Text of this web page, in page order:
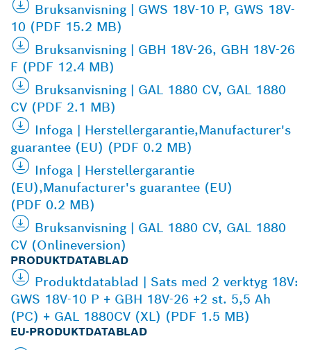
Bruksanvisning | GWS 18V-10 P, GWS 18V-
10 (PDF 15.2 MB)
Bruksanvisning | GBH 18V-26, GBH 18V-26
F (PDF 12.4 MB)
Bruksanvisning | GAL 1880 CV, GAL 1880
CV (PDF 2.1 MB)
Infoga | Herstellergarantie,Manufacturer's
guarantee (EU) (PDF 0.2 MB)
Infoga | Herstellergarantie
(EU),Manufacturer's guarantee (EU)
(PDF 0.2 MB)
Bruksanvisning | GAL 1880 CV, GAL 1880
CV (Onlineversion)
PRODUKTDATABLAD
Produktdatablad | Sats med 2 verktyg 18V:
GWS 18V-10 P + GBH 18V-26 +2 st. 5,5 Ah
(PC) + GAL 1880CV (XL) (PDF 1.5 MB)
EU-PRODUKTDATABLAD